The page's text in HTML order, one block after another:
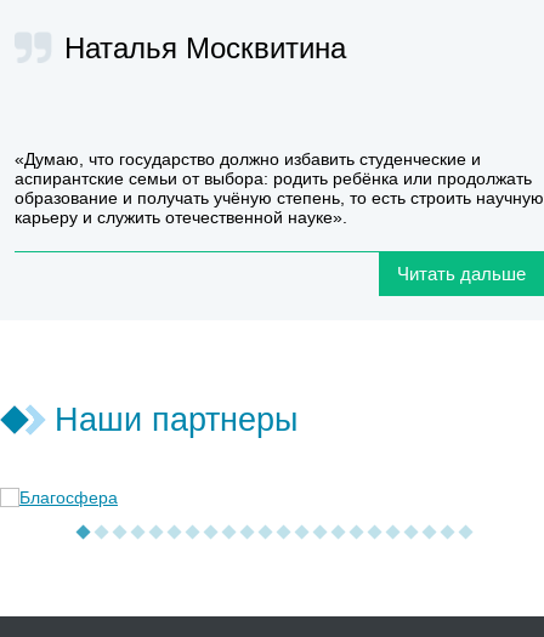
Наталья Москвитина
«Думаю, что государство должно избавить студенческие и
аспирантские семьи от выбора: родить ребёнка или продолжать
образование и получать учёную степень, то есть строить научную
карьеру и служить отечественной науке».
Читать дальше
Наши партнеры